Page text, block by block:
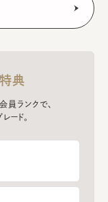
典
ランクで、
ード。